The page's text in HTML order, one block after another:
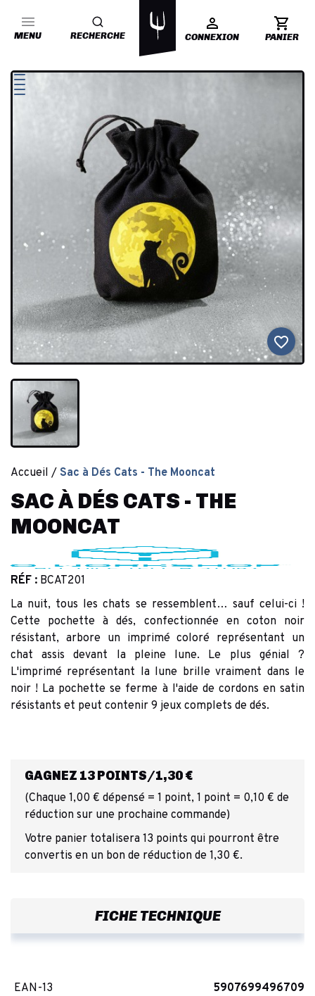
MENU RECHERCHE CONNEXION PANIER
favorite_border
Accueil Sac à Dés Cats - The Mooncat
SAC À DÉS CATS - THE
MOONCAT
RÉF : BCAT201
La nuit, tous les chats se ressemblent… sauf celui-ci !
Cette pochette à dés, confectionnée en coton noir
résistant, arbore un imprimé coloré représentant un
chat assis devant la pleine lune. Le plus génial ?
L'imprimé représentant la lune brille vraiment dans le
noir ! La pochette se ferme à l'aide de cordons en satin
résistants et peut contenir 9 jeux complets de dés.
GAGNEZ 13 POINTS/1,30 €
(Chaque 1,00 € dépensé = 1 point, 1 point = 0,10 € de
réduction sur une prochaine commande)
Votre panier totalisera 13 points qui pourront être
convertis en un bon de réduction de 1,30 €.
FICHE TECHNIQUE
EAN-13 5907699496709